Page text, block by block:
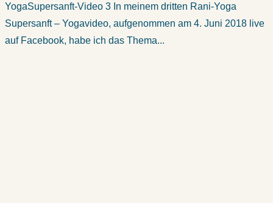
YogaSupersanft-Video 3 In meinem dritten Rani-Yoga
Supersanft – Yogavideo, aufgenommen am 4. Juni 2018 live
auf Facebook, habe ich das Thema...